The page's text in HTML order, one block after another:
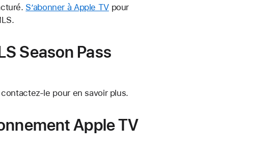
S’abonner à Apple TVpour
Season Pass
le pour en savoir plus.
Apple TV